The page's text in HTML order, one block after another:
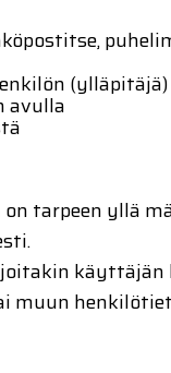
avulla
tarpeen yllä
muun